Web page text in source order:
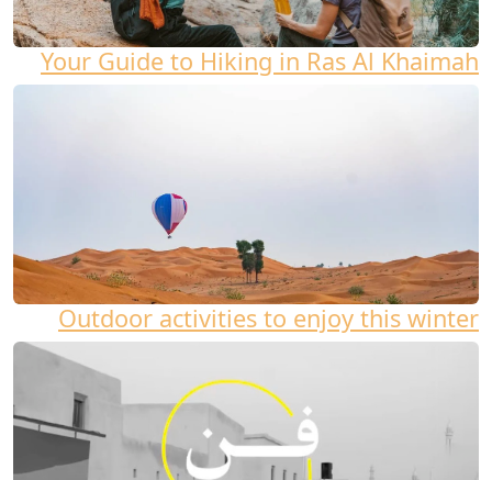
Your Guide to Hiking in Ras Al Khaimah
Outdoor activities to enjoy this winter